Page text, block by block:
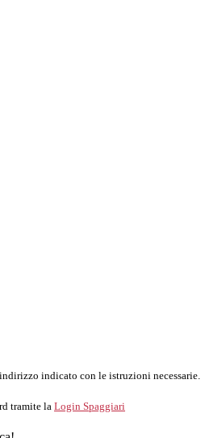
indicato con le istruzioni necessarie.
tramite la Login Spaggiari